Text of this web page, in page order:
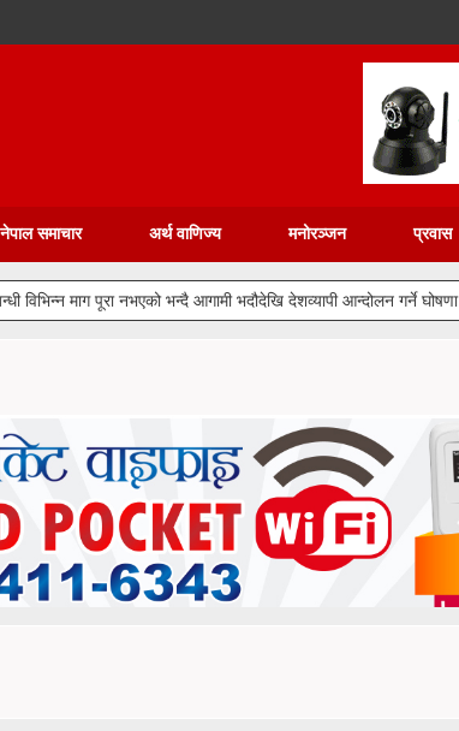
नेपाल समाचार अर्थ वाणिज्य मनोरञ्जन प्रवास
विभिन्न माग पूरा नभएको भन्दै आगामी भदौदेखि देशव्यापी आन्दोलन गर्ने घोषणा